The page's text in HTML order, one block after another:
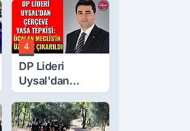
Belli Oldu
4
DP Lideri
Uysal'dan
Çerçeve Yasa
Tepkisi: Öcalan
Meclis'in